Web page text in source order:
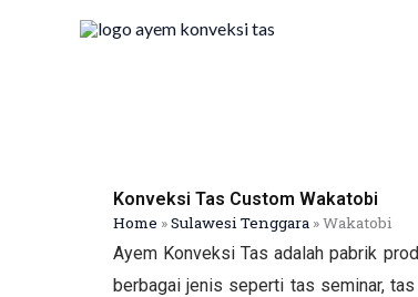
Konveksi Tas Custom Wakatobi
Home »Sulawesi Tenggara »Wakatobi
Ayem Konveksi Tas adalah pabrik
berbagai jenis seperti tas seminar,